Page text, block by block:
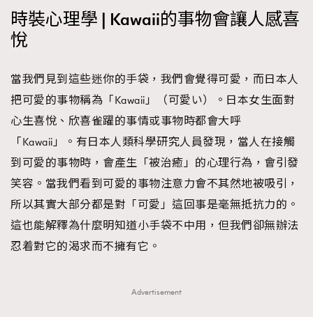
時裝心理學 | Kawaii的事物會讓人感喜
悅
當我們見到這些迷你的手袋，我們會覺得可愛，而日本人
把可愛的事物稱為「Kawaii」（可愛い）。日本女生面對
心生喜悅、欣喜雀躍的事情或事物時都會大呼
「Kawaii」。有日本人類科學研究人員發現，當人在接觸
到可愛的事物時，會產生「被治癒」的心理行為，會引發
笑容。當我們看到可愛的事物注意力會不其然地被吸引，
所以其實大部分都是對「可愛」這回事是毫無抵抗力的。
這也能解釋為什麼明知道小手袋不中用，但我們卻無辦法
忍着對它的渴求而不擁有它。
Advertisement